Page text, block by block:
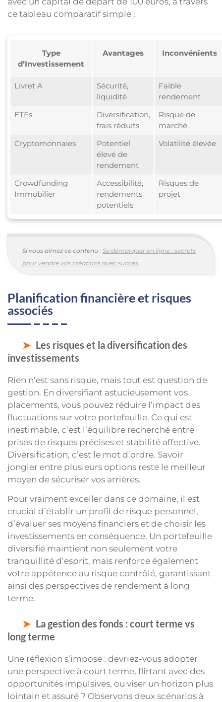
ce tableau comparatif simple :
Type
d’Investissement
Avantages Inconvénients
Livret A
Sécurité,
liquidité
Faible
rendement
ETFs
Diversification,
frais réduits
Risque de
marché
Cryptomonnaies
Potentiel
élevé de
rendement
Volatilité élevée
Crowdfunding
Immobilier
Accessibilité,
rendements
potentiels
Risques de
projet
Si vous aimez ce contenu : Se démarquer en ligne : secrets
pour vendre vos créations avec succès
Planification financière et risques
associés
Les risques et la diversification des
investissements
Rien n’est sans risque, mais tout est question de
gestion. En diversifiant astucieusement vos
placements, vous pouvez réduire l’impact des
fluctuations sur votre portefeuille. Ce qui est
inestimable, c’est l’équilibre recherché entre
prises de risques précises et stabilité affective.
Diversification, c’est le mot d’ordre. Savoir
jongler entre plusieurs options reste le meilleur
moyen de sécuriser vos arrières.
Pour vraiment exceller dans ce domaine, il est
crucial d’établir un profil de risque personnel,
d’évaluer ses moyens financiers et de choisir les
investissements en conséquence. Un portefeuille
diversifié maintient non seulement votre
tranquillité d’esprit, mais renforce également
votre appétence au risque contrôlé, garantissant
ainsi des perspectives de rendement à long
terme.
La gestion des fonds : court terme vs
long terme
Une réflexion s’impose : devriez-vous adopter
une perspective à court terme, flirtant avec des
opportunités impulsives, ou viser un horizon plus
lointain et assuré ? Observons deux scénarios à